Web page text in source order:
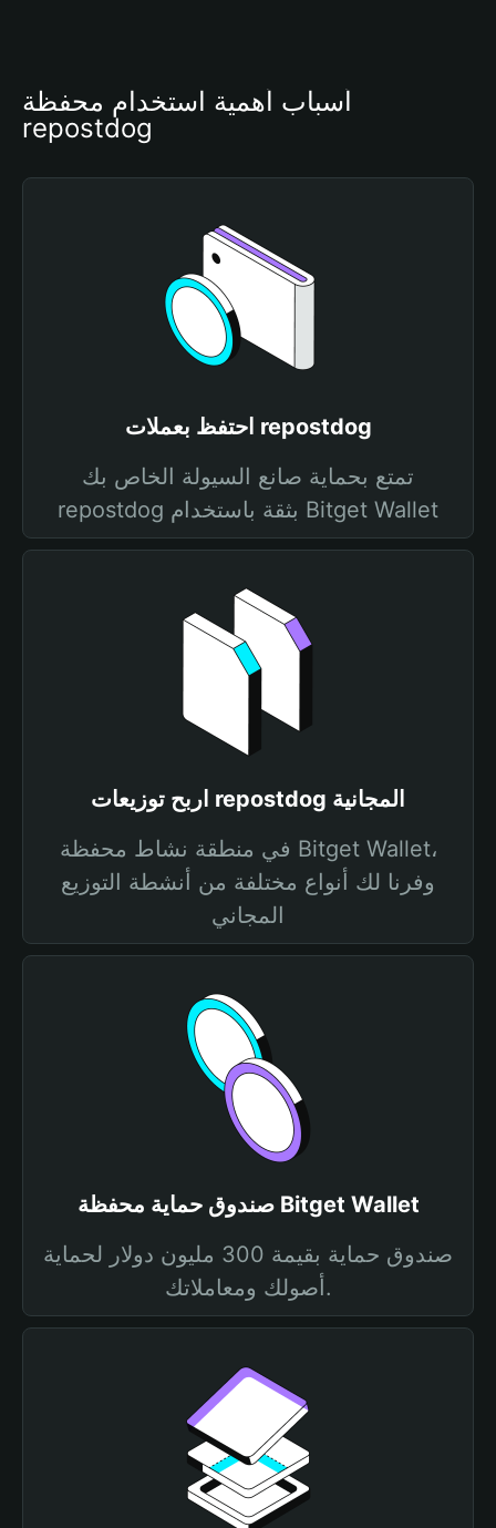
أسباب أهمية استخدام محفظة
repostdog
احتفظ بعملات repostdog
تمتع بحماية صانع السيولة الخاص بك
repostdog بثقة باستخدام Bitget Wallet
اربح توزيعات repostdog المجانية
في منطقة نشاط محفظة Bitget Wallet،
وفرنا لك أنواع مختلفة من أنشطة التوزيع
المجاني
صندوق حماية محفظة Bitget Wallet
صندوق حماية بقيمة 300 مليون دولار لحماية
أصولك ومعاملاتك.